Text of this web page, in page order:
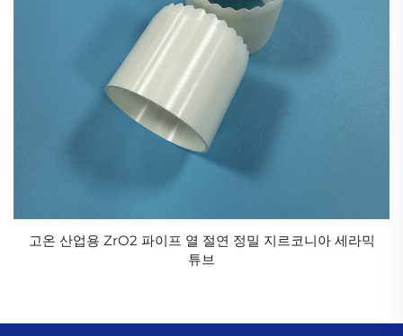
고온 산업용 ZrO2 파이프 열 절연 정밀 지르코니아 세라믹
튜브